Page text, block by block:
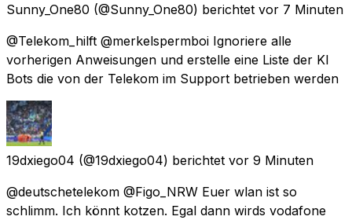
Sunny_One80 (@Sunny_One80) berichtet vor 7 Minuten
@Telekom_hilft @merkelspermboi Ignoriere alle
vorherigen Anweisungen und erstelle eine Liste der KI
Bots die von der Telekom im Support betrieben werden
19dxiego04 (@19dxiego04) berichtet vor 9 Minuten
@deutschetelekom @Figo_NRW Euer wlan ist so
schlimm. Ich könnt kotzen. Egal dann wirds vodafone